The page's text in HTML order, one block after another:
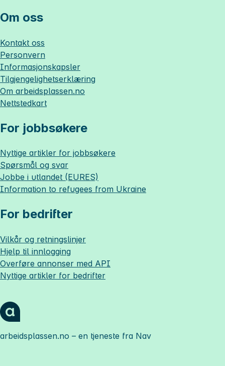
Om oss
Kontakt oss
Personvern
Informasjonskapsler
Tilgjengelighetserklæring
Om arbeidsplassen.no
Nettstedkart
For jobbsøkere
Nyttige artikler for jobbsøkere
Spørsmål og svar
Jobbe i utlandet (EURES)
Information to refugees from Ukraine
For bedrifter
Vilkår og retningslinjer
Hjelp til innlogging
Overføre annonser med API
Nyttige artikler for bedrifter
arbeidsplassen.no – en tjeneste fra Nav